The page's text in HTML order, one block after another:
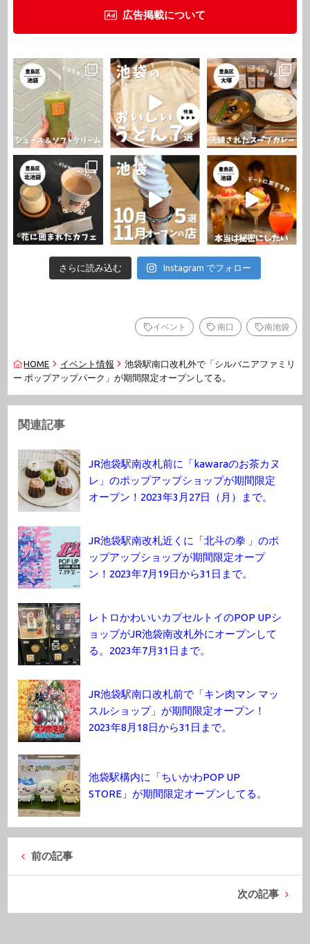
広告掲載について
さらに読み込む Instagram でフォロー
イベント 南口 南池袋
HOME イベント情報
池袋駅南口改札外で「シルバニアファミリ
ー ポップアップパーク」が期間限定オープンしてる。
関連記事
JR池袋駅南改札前に「kawaraのお茶カヌ
レ」のポップアップショップが期間限定
オープン！2023年3月27日（月）まで。
JR池袋駅南改札近くに「北斗の拳 」のポ
ップアップショップが期間限定オープ
ン！2023年7月19日から31日まで。
レトロかわいいカプセルトイのPOP UPシ
ョップがJR池袋南改札外にオープンして
る。2023年7月31日まで。
JR池袋駅南口改札前で「キン肉マン マッ
スルショップ」が期間限定オープン！
2023年8月18日から31日まで。
池袋駅構内に「ちいかわPOP UP
STORE」が期間限定オープンしてる。
前の記事
次の記事